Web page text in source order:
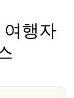
행자